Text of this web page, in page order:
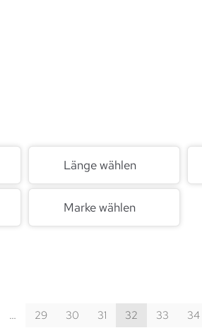
Länge wählen
Marke wählen
… 29 30 31 32 33 34